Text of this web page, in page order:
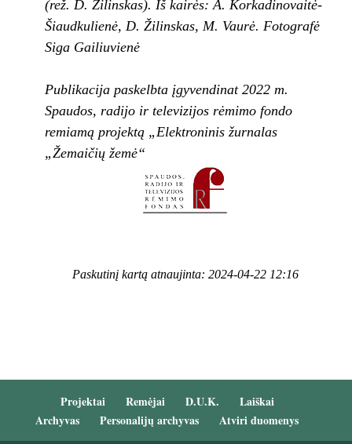
(rež. D. Žilinskas). Iš kairės: A. Korkadinovaitė-
Šiaudkulienė, D. Žilinskas, M. Vaurė. Fotografė
Siga Gailiuvienė
Publikacija paskelbta įgyvendinat 2022 m.
Spaudos, radijo ir televizijos rėmimo fondo
remiamą projektą „Elektroninis žurnalas
„Žemaičių žemė“
Paskutinį kartą atnaujinta: 2024-04-22 12:16
Projektai Remėjai D.U.K.
Laiškai
Archyvas
Personalijų archyvas Atviri duomenys